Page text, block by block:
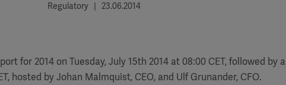
Regulatory | 23.06.2014
for 2014 on Tuesday, July 15th 2014 at 08:00 CET, followed by a
hosted by Johan Malmquist, CEO, and Ulf Grunander, CFO.